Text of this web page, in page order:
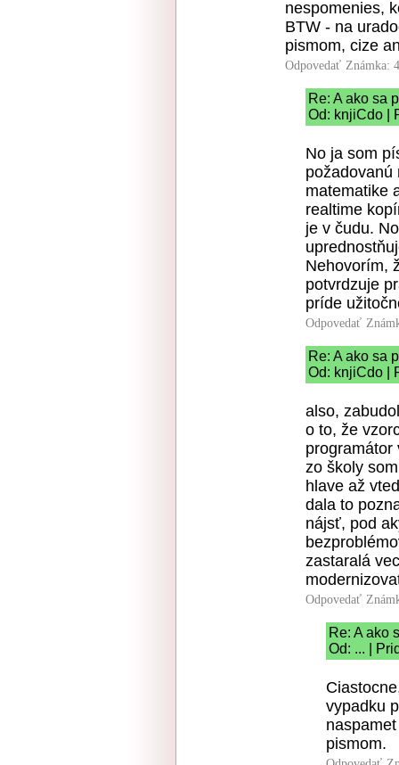
nespomenies,
BTW - na
pismom, cize
Odpovedať Známka:
Re: A ako sa
Od: knjiCdo |
No ja som
požadovanú
matematike
realtime
je v čudu.
Nehovorím,
potvrdzuje
príde
Odpovedať
Re: A ako sa
Od: knjiCdo |
also,
o to, že
programátor
zo školy
hlave až
dala to
nájsť, pod
zastaralá
Odpovedať
Re: A ako
Od: ... |
vypadku
pismom.